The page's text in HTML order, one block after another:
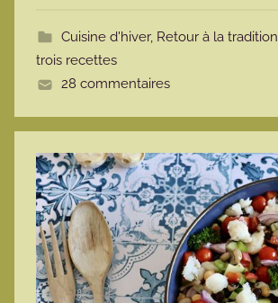
t
Cuisine d'hiver, Retour à la tradition
trois recettes
28 commentaires